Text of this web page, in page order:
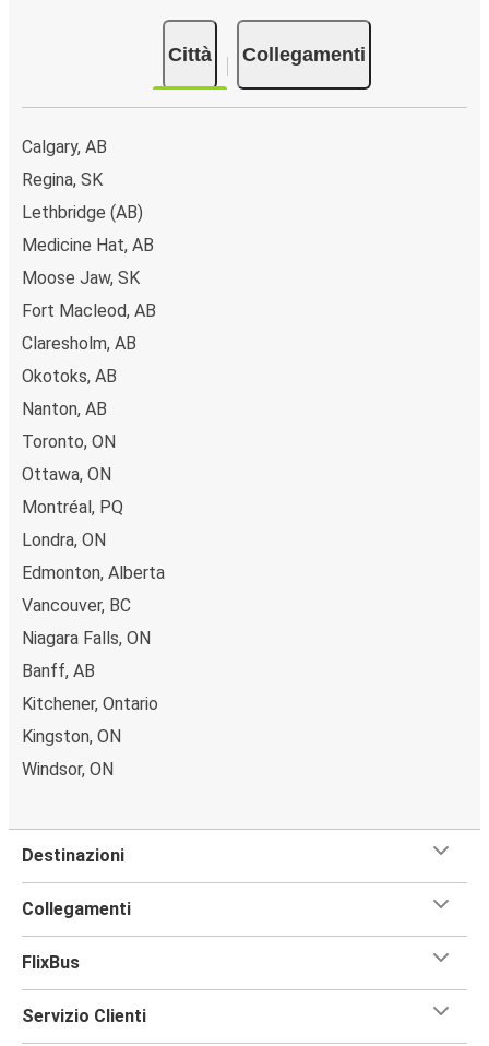
popolari sono: Regina, Calgary, Medicine Hat.
Città Collegamenti
Calgary, AB
Regina, SK
Lethbridge (AB)
Medicine Hat, AB
Moose Jaw, SK
Fort Macleod, AB
Claresholm, AB
Okotoks, AB
Nanton, AB
Toronto, ON
Ottawa, ON
Montréal, PQ
Londra, ON
Edmonton, Alberta
Vancouver, BC
Niagara Falls, ON
Banff, AB
Kitchener, Ontario
Kingston, ON
Windsor, ON
Destinazioni
Collegamenti
FlixBus
Servizio Clienti